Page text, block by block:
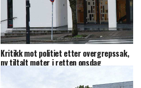
Kritikk mot politiet etter overgrepssak,
ny tiltalt møter i retten onsdag